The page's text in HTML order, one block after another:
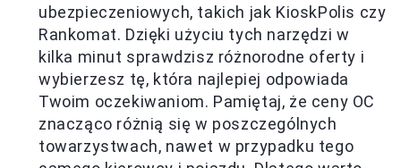
ubezpieczeniowych, takich jak KioskPolis czy
Rankomat. Dzięki użyciu tych narzędzi w
kilka minut sprawdzisz różnorodne oferty i
wybierzesz tę, która najlepiej odpowiada
Twoim oczekiwaniom. Pamiętaj, że ceny OC
znacząco różnią się w poszczególnych
towarzystwach, nawet w przypadku tego